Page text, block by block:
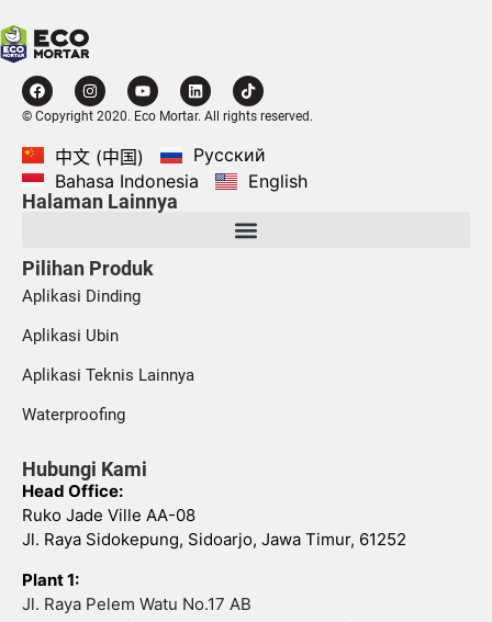
© Copyright 2020. Eco Mortar. All rights reserved.
中文 (中国)
Русский
Bahasa Indonesia
English
Halaman Lainnya
Pilihan Produk
Aplikasi Dinding
Aplikasi Ubin
Aplikasi Teknis Lainnya
Waterproofing
Hubungi Kami
Head Office:
Ruko Jade Ville AA-08
Jl. Raya Sidokepung, Sidoarjo, Jawa Timur, 61252
Plant 1:
Jl. Raya Pelem Watu No.17 AB